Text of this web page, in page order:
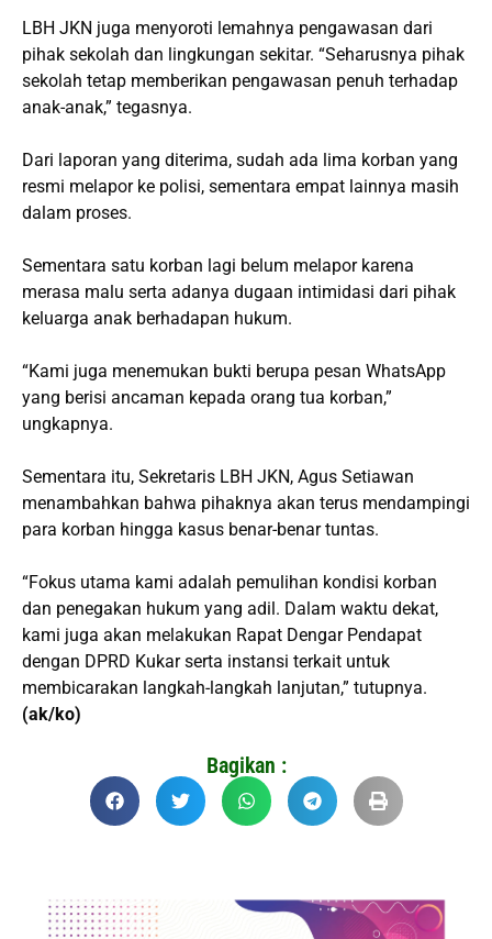
LBH JKN juga menyoroti lemahnya pengawasan dari
pihak sekolah dan lingkungan sekitar. “Seharusnya pihak
sekolah tetap memberikan pengawasan penuh terhadap
anak-anak,” tegasnya.
Dari laporan yang diterima, sudah ada lima korban yang
resmi melapor ke polisi, sementara empat lainnya masih
dalam proses.
Sementara satu korban lagi belum melapor karena
merasa malu serta adanya dugaan intimidasi dari pihak
keluarga anak berhadapan hukum.
“Kami juga menemukan bukti berupa pesan WhatsApp
yang berisi ancaman kepada orang tua korban,”
ungkapnya.
Sementara itu, Sekretaris LBH JKN, Agus Setiawan
menambahkan bahwa pihaknya akan terus mendampingi
para korban hingga kasus benar-benar tuntas.
“Fokus utama kami adalah pemulihan kondisi korban
dan penegakan hukum yang adil. Dalam waktu dekat,
kami juga akan melakukan Rapat Dengar Pendapat
dengan DPRD Kukar serta instansi terkait untuk
membicarakan langkah-langkah lanjutan,” tutupnya.
(ak/ko)
Bagikan :